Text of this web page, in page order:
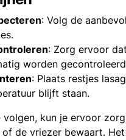
: Volg de
: Zorg ervoor
worden
: Plaats restjes
blijft staan.
kun je ervoor
de vriezer bewaart.